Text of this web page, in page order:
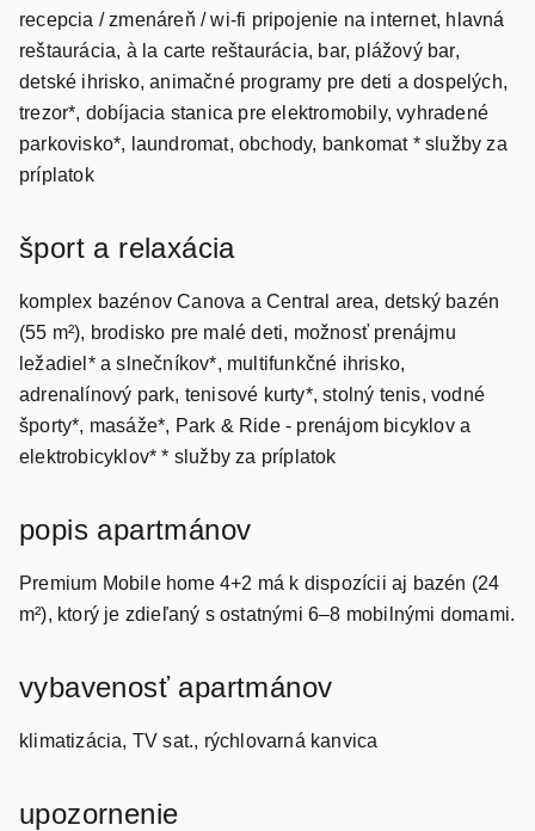
detské ihrisko, animačné programy pre deti a dospelých,
trezor*, dobíjacia stanica pre elektromobily, vyhradené
parkovisko*, laundromat, obchody, bankomat * služby za
príplatok
komplex bazénov Canova a Central area, detský bazén
ležadiel* a slnečníkov*, multifunkčné ihrisko,
adrenalínový park, tenisové kurty*, stolný tenis, vodné
športy*, masáže*, Park & Ride - prenájom bicyklov a
elektrobicyklov* * služby za príplatok
Premium Mobile home 4+2 má k dispozícii aj bazén (24
klimatizácia, TV sat., rýchlovarná kanvica
*maximálna obsadenosť Classic Mobile home 4+2 a